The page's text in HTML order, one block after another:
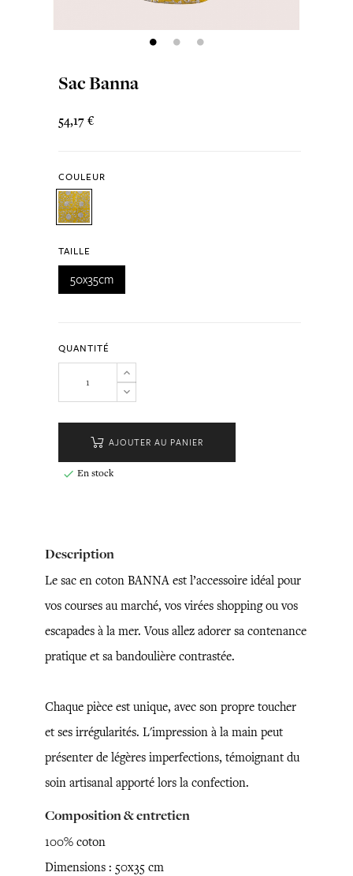
Sac Banna
54,17 €
COULEUR
TAILLE
50x35cm
QUANTITÉ
AJOUTER AU PANIER
 En stock
Description
Le sac en coton BANNA est l’accessoire idéal pour
vos courses au marché, vos virées shopping ou vos
escapades à la mer. Vous allez adorer sa contenance
pratique et sa bandoulière contrastée.
Chaque pièce est unique, avec son propre toucher
et ses irrégularités. L'impression à la main peut
présenter de légères imperfections, témoignant du
soin artisanal apporté lors la confection.
Composition & entretien
100% coton
Dimensions : 50x35 cm